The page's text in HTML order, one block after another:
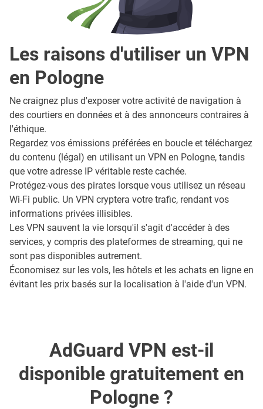
Les raisons d'utiliser un VPN
en Pologne
Ne craignez plus d'exposer votre activité de navigation à
des courtiers en données et à des annonceurs contraires à
l'éthique.
Regardez vos émissions préférées en boucle et téléchargez
du contenu (légal) en utilisant un VPN en Pologne, tandis
que votre adresse IP véritable reste cachée.
Protégez-vous des pirates lorsque vous utilisez un réseau
Wi-Fi public. Un VPN cryptera votre trafic, rendant vos
informations privées illisibles.
Les VPN sauvent la vie lorsqu'il s'agit d'accéder à des
services, y compris des plateformes de streaming, qui ne
sont pas disponibles autrement.
Économisez sur les vols, les hôtels et les achats en ligne en
évitant les prix basés sur la localisation à l'aide d'un VPN.
AdGuard VPN est-il
disponible gratuitement en
Pologne ?